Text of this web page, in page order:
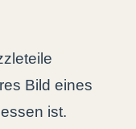
Bild eines
ist.